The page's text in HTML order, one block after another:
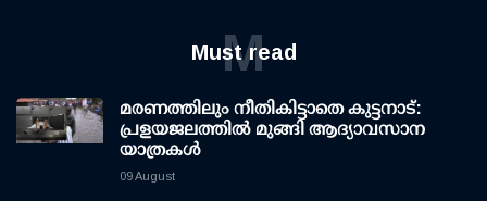
Must read
M
മരണത്തിലും നീതികിട്ടാതെ കുട്ടനാട്:
പ്രളയജലത്തില്‍ മുങ്ങി ആദ്യാവസാന
യാത്രകള്‍
09 August